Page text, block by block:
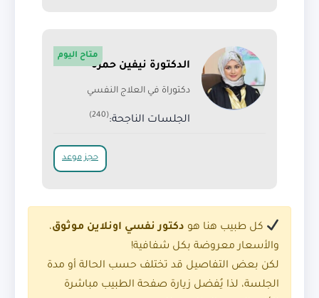
الدكتورة نيفين حمزة
دكتوراة في العلاج النفسي
الجلسات الناجحة:(240)
متاح اليوم
حجز موعد
كل طبيب هنا هو دكتور نفسي اونلاين موثوق،
والأسعار معروضة بكل شفافية!
لكن بعض التفاصيل قد تختلف حسب الحالة أو مدة
الجلسة، لذا يُفضل زيارة صفحة الطبيب مباشرة